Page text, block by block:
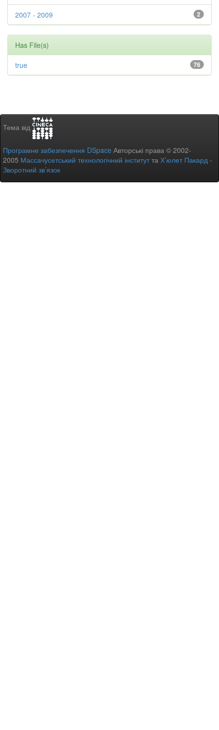
2
2007 - 2009
Has File(s)
76
true
Тема від
Програмне забезпечення DSpace Авторські права © 2002-
2005 Массачусетський технологічний інститутта Х’юлет Пакард -
Зворотний зв’язок